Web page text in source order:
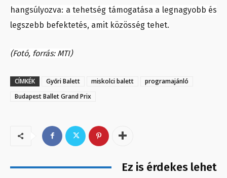
hangsúlyozva: a tehetség támogatása a legnagyobb és
legszebb befektetés, amit közösség tehet.
(Fotó, forrás: MTI)
CÍMKÉK Győri Balett miskolci balett
programajánló
Budapest Ballet Grand Prix
Ez is érdekes lehet